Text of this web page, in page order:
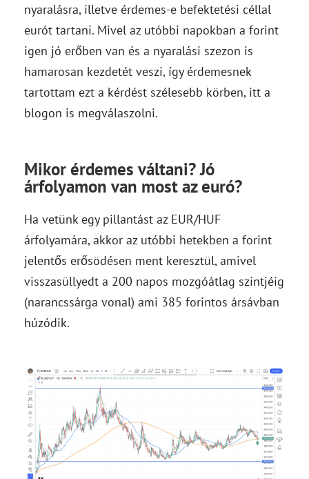
nyaralásra, illetve érdemes-e befektetési céllal
eurót tartani. Mivel az utóbbi napokban a forint
igen jó erőben van és a nyaralási szezon is
hamarosan kezdetét veszi, így érdemesnek
tartottam ezt a kérdést szélesebb körben, itt a
blogon is megválaszolni.
Mikor érdemes váltani? Jó
árfolyamon van most az euró?
Ha vetünk egy pillantást az EUR/HUF
árfolyamára, akkor az utóbbi hetekben a forint
jelentős erősödésen ment keresztül, amivel
visszasüllyedt a 200 napos mozgóátlag szintjéig
(narancssárga vonal) ami 385 forintos ársávban
húzódik.